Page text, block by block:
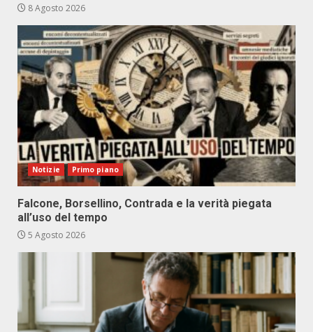
8 Agosto 2026
Notizie Primo piano
Falcone, Borsellino, Contrada e la verità piegata
all’uso del tempo
5 Agosto 2026